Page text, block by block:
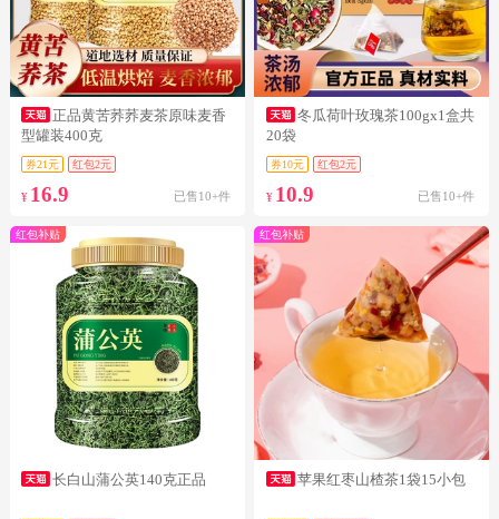
正品黄苦荞荞麦茶原味麦香
型罐装400克
券21元 红包2元
¥ 16.9 已售10+件
冬瓜荷叶玫瑰茶100gx1盒共
20袋
券10元 红包2元
¥ 10.9 已售10+件
红包补贴
长白山蒲公英140克正品
红包补贴
苹果红枣山楂茶1袋15小包